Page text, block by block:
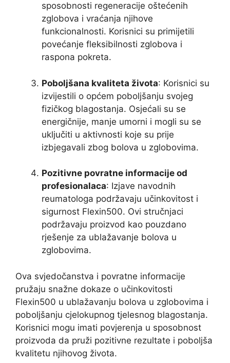
sposobnosti regeneracije oštećenih
zglobova i vraćanja njihove
funkcionalnosti. Korisnici su primijetili
povećanje fleksibilnosti zglobova i
raspona pokreta.
Poboljšana kvaliteta života: Korisnici su
izvijestili o općem poboljšanju svojeg
fizičkog blagostanja. Osjećali su se
energičnije, manje umorni i mogli su se
uključiti u aktivnosti koje su prije
izbjegavali zbog bolova u zglobovima.
Pozitivne povratne informacije od
profesionalaca: Izjave navodnih
reumatologa podržavaju učinkovitost i
sigurnost Flexin500. Ovi stručnjaci
podržavaju proizvod kao pouzdano
rješenje za ublažavanje bolova u
zglobovima.
Ova svjedočanstva i povratne informacije
pružaju snažne dokaze o učinkovitosti
Flexin500 u ublažavanju bolova u zglobovima i
poboljšanju cjelokupnog tjelesnog blagostanja.
Korisnici mogu imati povjerenja u sposobnost
proizvoda da pruži pozitivne rezultate i poboljša
kvalitetu njihovog života.